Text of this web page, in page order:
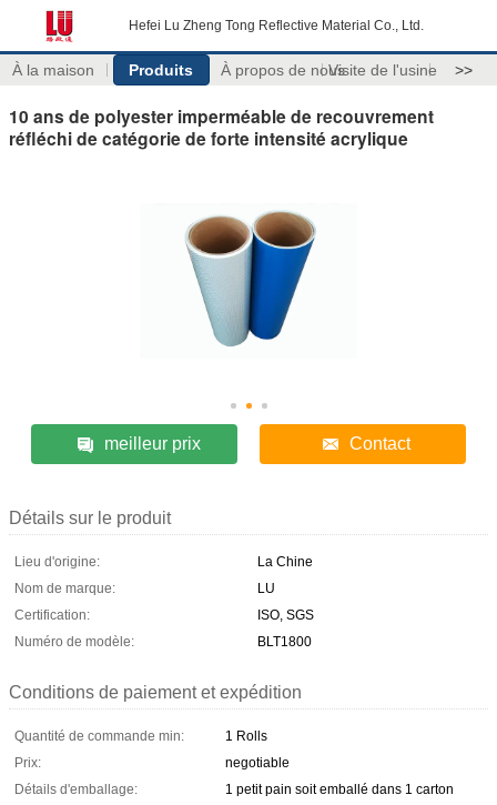
Hefei Lu Zheng Tong Reflective Material Co., Ltd.
À la maison Produits À propos de nousVisite de l'usine >>
10 ans de polyester imperméable de recouvrement
réfléchi de catégorie de forte intensité acrylique
meilleur prix Contact
Détails sur le produit
Lieu d'origine:
La Chine
Nom de marque:
LU
Certification:
ISO, SGS
Numéro de modèle:
BLT1800
Conditions de paiement et expédition
Quantité de commande min:
1 Rolls
Prix:
negotiable
Détails d'emballage:
1 petit pain soit emballé dans 1 carton